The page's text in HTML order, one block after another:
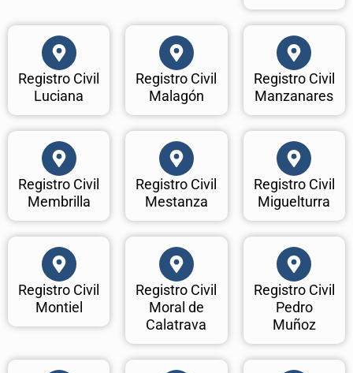
Registro Civil
Luciana
Registro Civil
Malagón
Registro Civil
Manzanares
Registro Civil
Membrilla
Registro Civil
Mestanza
Registro Civil
Miguelturra
Registro Civil
Montiel
Registro Civil
Moral de
Calatrava
Registro Civil
Pedro
Muñoz